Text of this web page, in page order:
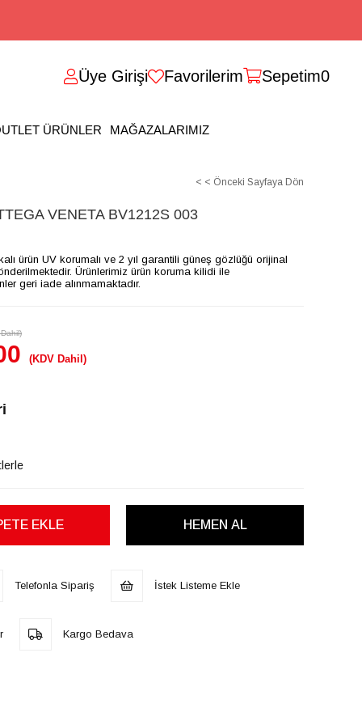
Üye Girişi Favorilerim Sepetim0
ÜRÜNLER MAĞAZALARIMIZ
< < Önceki Sayfaya Dön
VENETA BV1212S 003
ürün UV korumalı ve 2 yıl garantili güneş gözlüğü orijinal
Ürünlerimiz ürün koruma kilidi ile
geri iade alınmamaktadır.
(KDV Dahil)
Telefonla Sipariş İstek Listeme Ekle
Kargo Bedava